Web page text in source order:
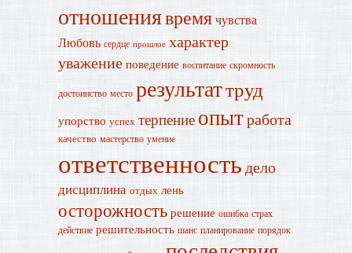
отношениявремячувства
Любовь сердце прошлое характер
уважение поведение воспитание скромность
достоинство место результаттруд
упорство успех терпение опытработа
качество мастерство умение
ответственностьдело
дисциплина отдых лень
осторожность решение ошибка страх
действие решительность шанс планирование порядок